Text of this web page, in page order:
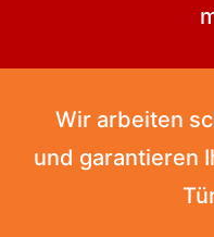
Wir arbeiten
und garantieren